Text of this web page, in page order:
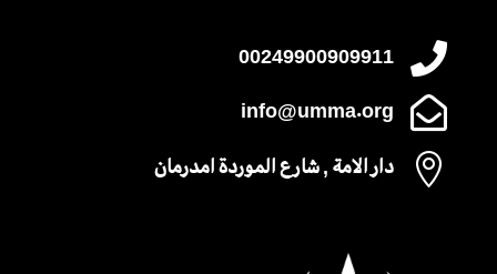

00249900909911

info@umma.org
 دار الامة , شارع الموردة امدرمان